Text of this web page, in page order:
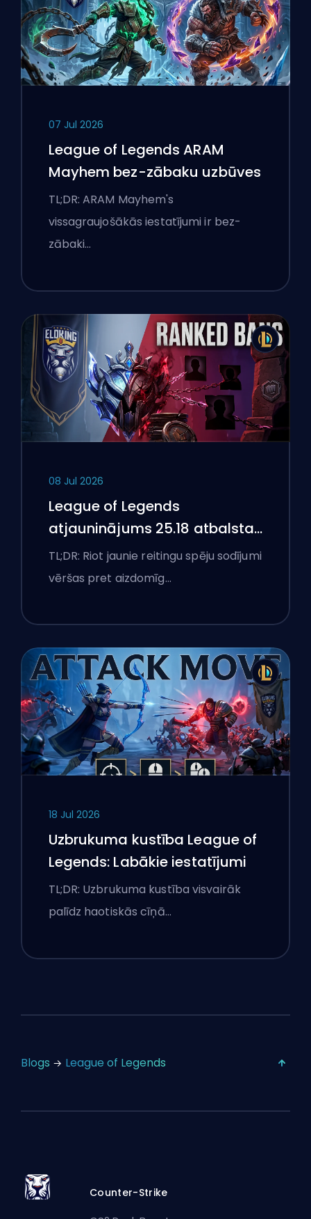
07 Jul 2026
League of Legends ARAM
Mayhem bez-zābaku uzbūves
TL;DR: ARAM Mayhem's
vissagraujošākās iestatījumi ir bez-
zābaki…
08 Jul 2026
League of Legends
atjauninājums 25.18 atbalsta
aizliegumus un boostēšanas
karogus
TL;DR: Riot jaunie reitingu spēju sodījumi
vēršas pret aizdomīg…
18 Jul 2026
Uzbrukuma kustība League of
Legends: Labākie iestatījumi
TL;DR: Uzbrukuma kustība visvairāk
palīdz haotiskās cīņā…
Blogs League of Legends
Counter-Strike